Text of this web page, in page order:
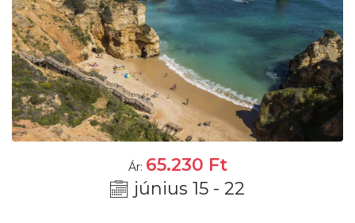
Ár: 65.230 Ft
június 15 - 22